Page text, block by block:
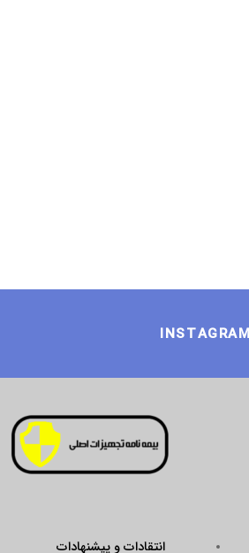
INSTAGRAM
انتقادات و پیشنهادات